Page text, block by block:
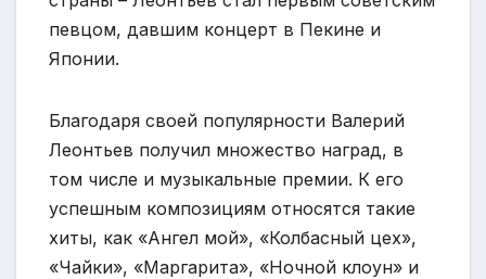
певцом, давшим концерт в Пекине и
Японии.
Благодаря своей популярности Валерий
Леонтьев получил множество наград, в
том числе и музыкальные премии. К его
успешным композициям относятся такие
хиты, как «Ангел мой», «Колбасный цех»,
«Чайки», «Маргарита», «Ночной клоун» и